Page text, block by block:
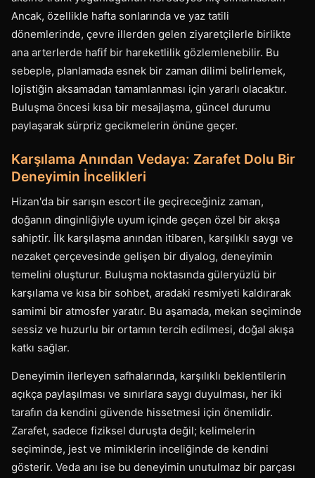
Ancak, özellikle hafta sonlarında ve yaz tatili
dönemlerinde, çevre illerden gelen ziyaretçilerle birlikte
ana arterlerde hafif bir hareketlilik gözlemlenebilir. Bu
sebeple, planlamada esnek bir zaman dilimi belirlemek,
lojistiğin aksamadan tamamlanması için yararlı olacaktır.
Buluşma öncesi kısa bir mesajlaşma, güncel durumu
paylaşarak sürpriz gecikmelerin önüne geçer.
Karşılama Anından Vedaya: Zarafet Dolu Bir
Deneyimin İncelikleri
Hizan'da bir sarışın escort ile geçireceğiniz zaman,
doğanın dinginliğiyle uyum içinde geçen özel bir akışa
sahiptir. İlk karşılaşma anından itibaren, karşılıklı saygı ve
nezaket çerçevesinde gelişen bir diyalog, deneyimin
temelini oluşturur. Buluşma noktasında güleryüzlü bir
karşılama ve kısa bir sohbet, aradaki resmiyeti kaldırarak
samimi bir atmosfer yaratır. Bu aşamada, mekan seçiminde
sessiz ve huzurlu bir ortamın tercih edilmesi, doğal akışa
katkı sağlar.
Deneyimin ilerleyen safhalarında, karşılıklı beklentilerin
açıkça paylaşılması ve sınırlara saygı duyulması, her iki
tarafın da kendini güvende hissetmesi için önemlidir.
Zarafet, sadece fiziksel duruşta değil; kelimelerin
seçiminde, jest ve mimiklerin inceliğinde de kendini
gösterir. Veda anı ise bu deneyimin unutulmaz bir parçası